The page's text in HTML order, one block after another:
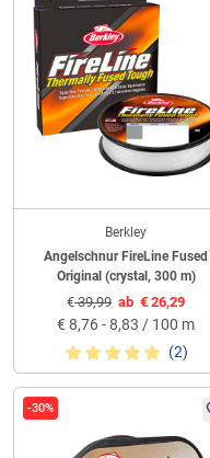
Berkley
Angelschnur FireLine Fused
Original (crystal, 300 m)
€39,99 ab € 26,29
€ 8,76 - 8,83 / 100 m
(2)
-30%